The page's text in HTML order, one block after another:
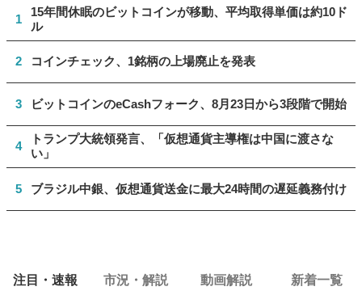
1
15年間休眠のビットコインが移動、平均取得単価は約10ド
ル
2 コインチェック、1銘柄の上場廃止を発表
3 ビットコインのeCashフォーク、8月23日から3段階で開始
4
トランプ大統領発言、「仮想通貨主導権は中国に渡さな
い」
5 ブラジル中銀、仮想通貨送金に最大24時間の遅延義務付け
注目・速報 市況・解説 動画解説 新着一覧